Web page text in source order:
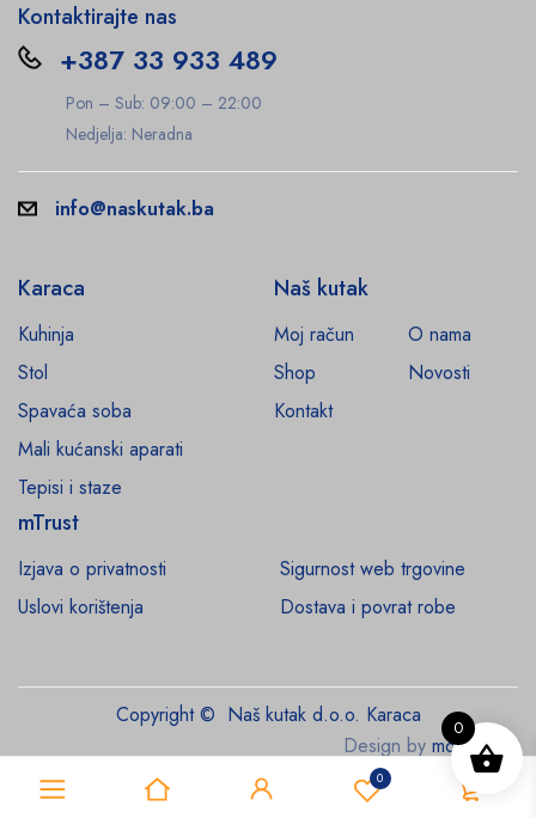
0 0
Kontaktirajte nas
+387 33 933 489
Pon – Sub: 09:00 – 22:00
Nedjelja: Neradna
info@naskutak.ba
Karaca
Kuhinja
Stol
Spavaća soba
Mali kućanski aparati
Tepisi i staze
Naš kutak
Moj račun
O nama
Shop
Novosti
Kontakt
mTrust
Izjava o privatnosti
Sigurnost web trgovine
Uslovi korištenja
Dostava i povrat robe
Copyright © Naš kutak d.o.o. Karaca
Design by monroe.ba
0